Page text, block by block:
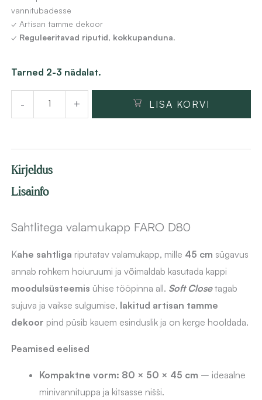
vannitubadesse
✓ Artisan tamme dekoor
✓ Reguleeritavad riputid, kokkupanduna.
Tarned 2-3 nädalat.
-
Sahtlitega
valamukapp
FARO
D80,
dekoor,
80
seinale
kogus
+ LISA KORVI
Kirjeldus
Lisainfo
Sahtlitega valamukapp FARO D80
Kahe sahtliga riputatav valamukapp, mille 45 cm sügavus
annab rohkem hoiuruumi ja võimaldab kasutada kappi
moodulsüsteemis ühise tööpinna all. Soft Closetagab
sujuva ja vaikse sulgumise, lakitud artisan tamme
dekoor pind püsib kauem esinduslik ja on kerge hooldada.
Peamised eelised
Kompaktne vorm: 80 × 50 × 45 cm – ideaalne
minivannituppa ja kitsasse nišši.